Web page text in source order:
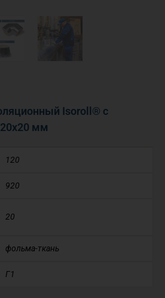
Isoroll® с
мм
120
920
20
фольма-ткань
Г1